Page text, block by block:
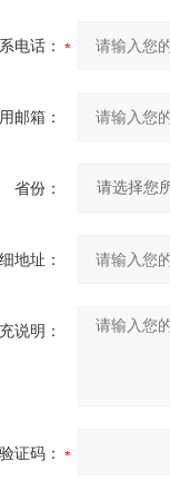
电话：
邮箱：
省份：
地址：
说明：
验证码：